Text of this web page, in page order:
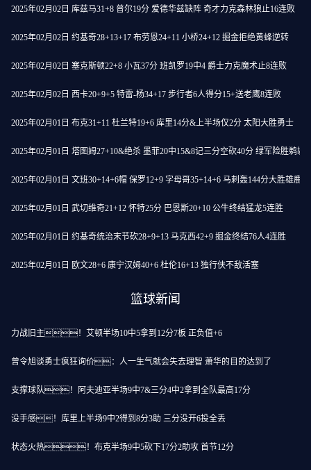
2025年02月02日 库兹马31+8 普尔19分 爱德华兹缺阵 奇才力克森林狼止16连败
2025年02月02日 约基奇28+13+17 布劳恩24+11 小桥24+12 掘金拒绝黄蜂逆转
2025年02月02日 塞克斯顿22+8 小瓦37分 班凯罗19中4 爵士力克魔术止8连败
2025年02月02日 西卡20+9+5 特雷-杨34+17 步行者6人得分15+送老鹰8连败
2025年02月01日 布克31+11 杜兰特19+6 库里14分&上半场仅2分 太阳大胜勇士
2025年02月01日 塔图姆27+10&绝杀 墨菲20中15&8记三分空砍40分 绿军险胜鹈鹕
2025年02月01日 文班30+14+6帽 保罗12+9 字母哥35+14+6 马刺轰144分大胜雄鹿
2025年02月01日 武切维奇21+12 怀特25分 巴恩斯20+10 公牛终结猛龙5连胜
2025年02月01日 约基奇统治末节砍28+9+13 马克西42+9 掘金终结76人4连胜
2025年02月01日 欧文28+6 康宁汉姆40+6 杜伦16+13 独行侠不敌活塞
篮球新闻
力战旧主！艾顿半场10中5拿到12分7板 正负值+6
曾令旭谈勇士疯狂询价：人一生气就会失去理智 萧华的目的达到了
支撑球队！阿夫迪亚半场9中7&三分4中2拿到全队最高17分
没手感！库里上半场9中2得到8分3助 三分没开6投全丢
状态火热！布克半场9中5砍下17分2助攻 首节12分